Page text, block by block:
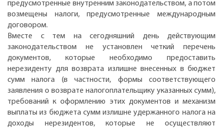
предусмотренные внутренним законодательством, а потом
возмещены налоги, предусмотренные международным
договором.
Вместе с тем на сегодняшний день действующим
законодательством не установлен четкий перечень
документов, которые необходимо предоставить
нерезиденту для возврата излишне внесенных в бюджет
сумм налога (в частности, формы соответствующего
заявления о возврате налогоплательщику указанных сумм),
требований к оформлению этих документов и механизм
выплаты из бюджета сумм излишне удержанного налога на
доходы нерезидентов, которые не осуществляют